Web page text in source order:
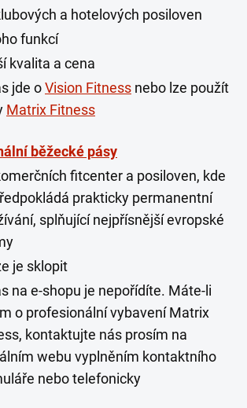
a hotelových posiloven
funkcí
kvalita a cena
jde oVision Fitness nebo lze použít
Matrix Fitness
běžecké pásy
fitcenter a posiloven, kde
prakticky permanentní
splňující nejpřísnější evropské
je sklopit
na e-shopu je nepořídíte. Máte-li
o profesionální vybavení Matrix
kontaktujte nás prosím na
webu vyplněním kontaktního
nebo telefonicky